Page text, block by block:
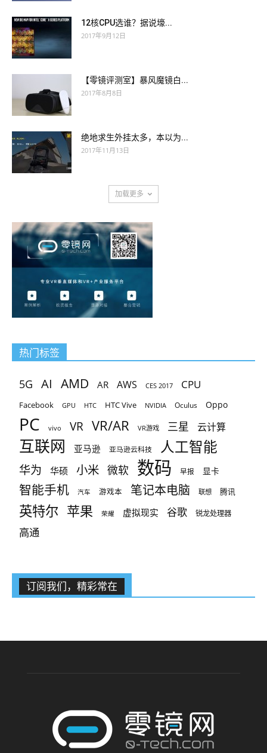
12核CPU选谁？据说壕...
2017年9月12日
【零镜评测室】暴风魔镜白...
2017年8月8日
绝地求生外挂太多，本以为...
2017年11月13日
加载更多
热门标签
5G AI AMD AR AWS CES 2017 CPU
Facebook GPU HTC HTC Vive NVIDIA Oculus Oppo
PC vivo VR VR/AR VR游戏 三星 云计算
互联网 亚马逊 亚马逊云科技 人工智能
华为 华硕 小米 微软 数码 早报 显卡
智能手机 汽车 游戏本 笔记本电脑 联想 腾讯
英特尔 苹果 荣耀 虚拟现实 谷歌 锐龙处理器
高通
订阅我们，精彩常在